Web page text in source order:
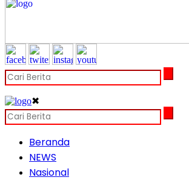
✖
Beranda
NEWS
Nasional